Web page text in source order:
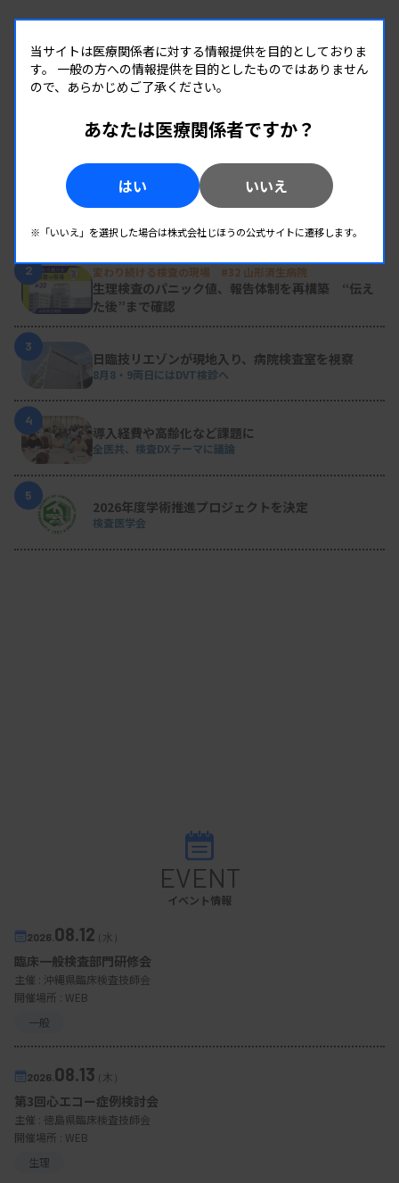
RANKING
人気の記事
新人臨床検査技師の歩き方 ［第16回］
2 変わり続ける検査の現場 #32 山形済生病院
生理検査のパニック値、報告体制を再構築 “伝え
た後”まで確認
3
日臨技リエゾンが現地入り、病院検査室を視察
8月8・9両日にはDVT検診へ
4
導入経費や高齢化など課題に
全医共、検査DXテーマに議論
5
2026年度学術推進プロジェクトを決定
検査医学会
EVENT
イベント情報
2026. 08.12（水）
臨床一般検査部門研修会
主催 : 沖縄県臨床検査技師会
開催場所 : WEB
一般
2026. 08.13（木）
第3回心エコー症例検討会
主催 : 徳島県臨床検査技師会
開催場所 : WEB
生理
当サイトは医療関係者に対する情報提供を目的としておりま
す。 一般の方への情報提供を目的としたものではありません
ので、あらかじめご了承ください。
あなたは医療関係者ですか？
はい いいえ
※「いいえ」を選択した場合は株式会社じほうの公式サイトに遷移します。